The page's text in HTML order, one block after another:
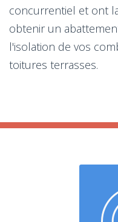
concurrentiel et ont
obtenir un
l'isolation de vos
toitures terrasses.